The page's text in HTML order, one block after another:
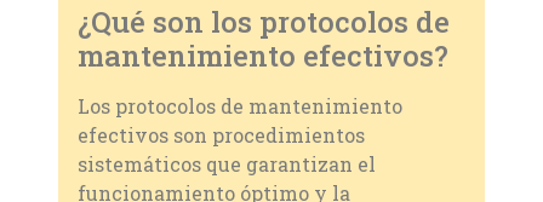
¿Qué son los protocolos de
mantenimiento efectivos?
Los protocolos de mantenimiento
efectivos son procedimientos
sistemáticos que garantizan el
funcionamiento óptimo y la